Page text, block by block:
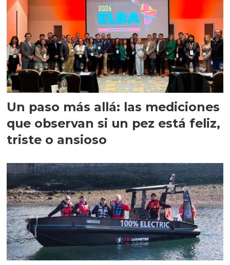
Un paso más allá: las mediciones
que observan si un pez está feliz,
triste o ansioso